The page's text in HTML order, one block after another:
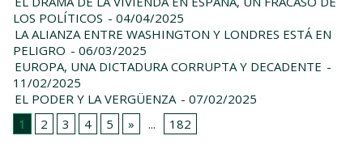
LOS POLÍTICOS - 04/04/2025
LA ALIANZA ENTRE WASHINGTON Y LONDRES ESTÁ EN
PELIGRO - 06/03/2025
EUROPA, UNA DICTADURA CORRUPTA Y DECADENTE -
11/02/2025
EL PODER Y LA VERGÜENZA - 07/02/2025
1
2 3 4 5 » ... 182